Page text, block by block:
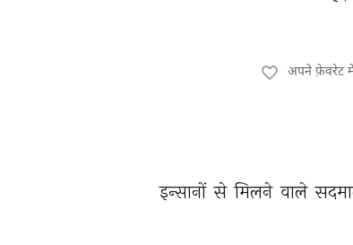
अपने फ़ेवरेट
इन्सानों से मिलने वाले